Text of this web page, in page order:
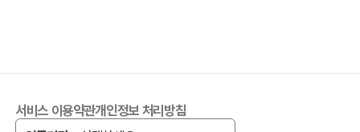
서비스 이용약관개인정보 처리방침